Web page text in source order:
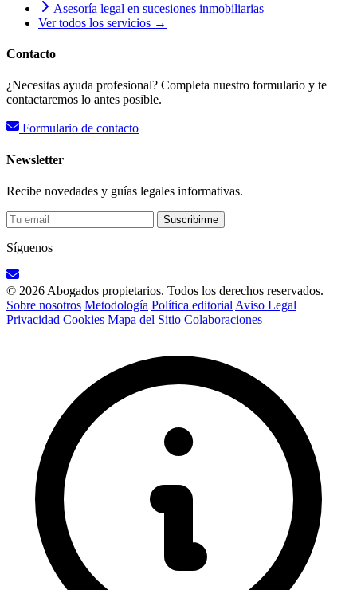
Asesoría legal en sucesiones inmobiliarias
Ver todos los servicios →
Contacto
¿Necesitas ayuda profesional? Completa nuestro formulario y te
contactaremos lo antes posible.
Formulario de contacto
Newsletter
Recibe novedades y guías legales informativas.
Suscribirme
Síguenos
© 2026 Abogados propietarios. Todos los derechos reservados.
Sobre nosotros Metodología Política editorial Aviso Legal
Privacidad Cookies Mapa del Sitio Colaboraciones